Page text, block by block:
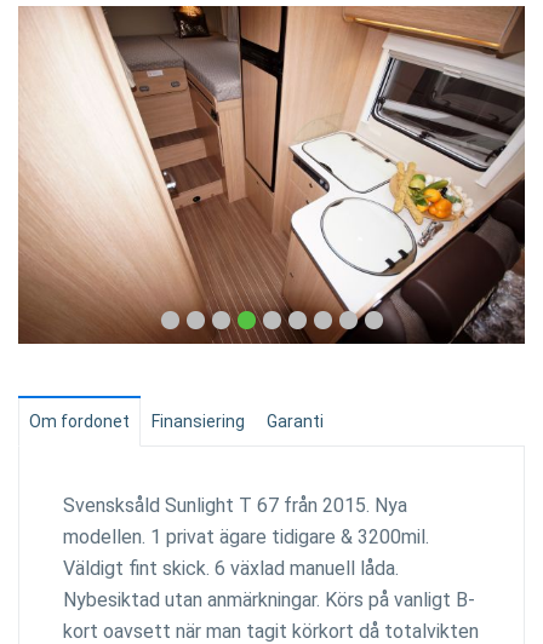
Om fordonet Finansiering Garanti
Svensksåld Sunlight T 67 från 2015. Nya
modellen. 1 privat ägare tidigare & 3200mil.
Väldigt fint skick. 6 växlad manuell låda.
Nybesiktad utan anmärkningar. Körs på vanligt B-
kort oavsett när man tagit körkort då totalvikten